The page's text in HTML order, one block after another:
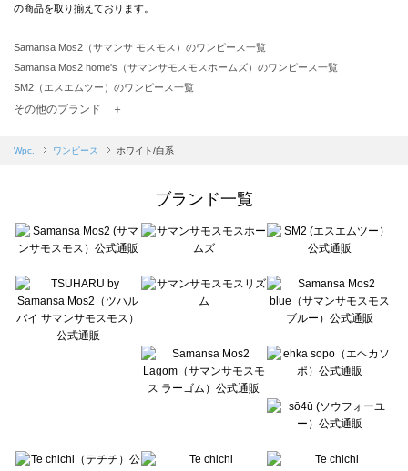
の商品を取り揃えております。
Samansa Mos2（サマンサ モスモス）のワンピース一覧
Samansa Mos2 home's（サマンサモスモスホームズ）のワンピース一覧
SM2（エスエムツー）のワンピース一覧
TSUHARU by Samansa Mos2（ツハルバイサマンサモスモス）のワンピース一覧
Samansa Mos2 blue（サマンサモスモス ブルー）のワンピース一覧
sō4ū（ソウフォーユー）のワンピース一覧
Te chichi（テチチ）のワンピース一覧
Te chichi CLASSIC（テチチ クラシック）のワンピース一覧
Lugnoncure（ルノンキュール）のワンピース一覧
BETTY'S BLUE（べティーズブルー）のワンピース一覧
Wpc.（ワールドパーティー）のワンピース一覧
その他のブランド ＋
Wpc. ワンピース ホワイト/白系
ブランド一覧